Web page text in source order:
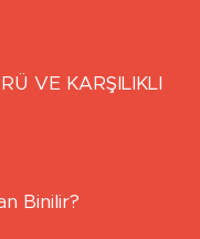
VE KARŞILIKLI
Binilir?